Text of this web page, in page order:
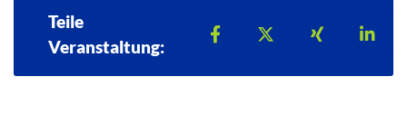
Teile
Veranstaltung:
Teilen auf Facebook
Teilen auf X
Teilen auf